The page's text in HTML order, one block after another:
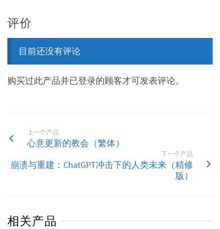
评价
目前还没有评论
购买过此产品并已登录的顾客才可发表评论。
上一个产品
心意更新的教会（繁体）
下一个产品
崩溃与重建：ChatGPT冲击下的人类未来（精修
版）
相关产品